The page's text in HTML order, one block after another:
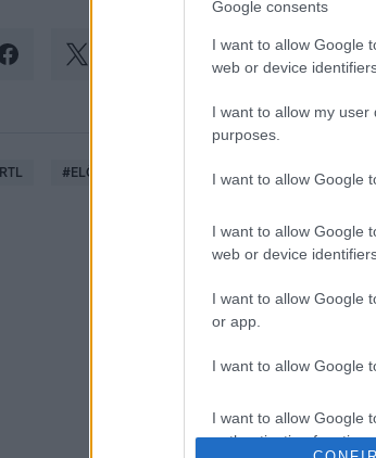
Google consents
I want to allow Google
web or device
I want to allow my
purposes.
I want to allow Google
I want to allow Google
web or device
I want to allow Google
or app.
I want to allow Google
I want to allow Google
authentication
RTL #ELŐZETESEK VIDEÓ #ELŐZETES